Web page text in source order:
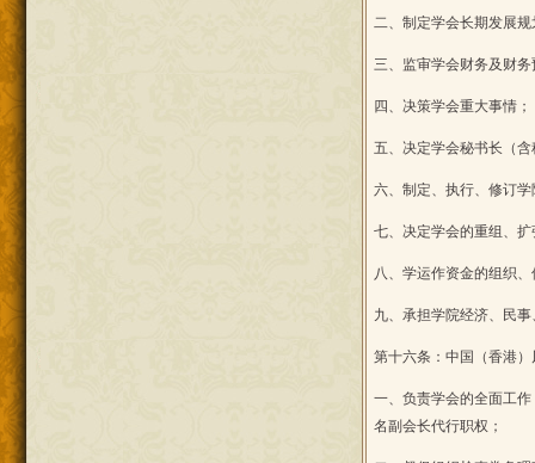
二、制定学会长期发展规
三、监审学会财务及财
四、决策学会重大事情；
五、决定学会秘书长（
六、制定、执行、修订
七、决定学会的重组、
八、学运作资金的组织
九、承担学院经济、民
第十六条：中国（香港
一、负责学会的全面工
名副会长代行职权；